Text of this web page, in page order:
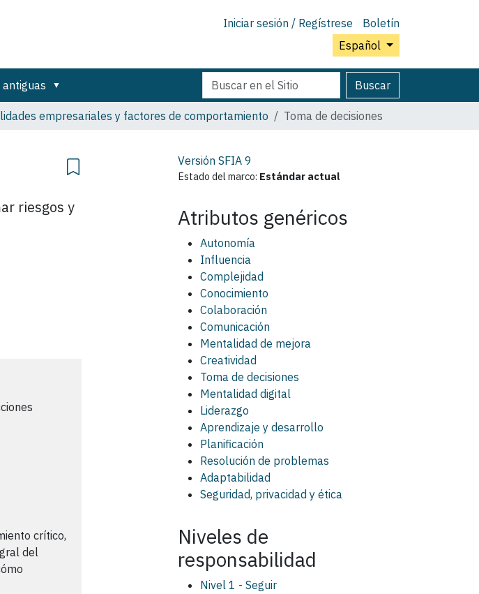
Iniciar sesión / Regístrese
Boletín
Español
Buscar Buscar
Búsqueda
Avanzada…
empresariales y factores de comportamiento Toma de decisiones
riesgos y
crítico,
del
Versión SFIA 9
Estado del marco: Estándar actual
Atributos genéricos
Autonomía
Influencia
Complejidad
Conocimiento
Colaboración
Comunicación
Mentalidad de mejora
Creatividad
Toma de decisiones
Mentalidad digital
Liderazgo
Aprendizaje y desarrollo
Planificación
Resolución de problemas
Adaptabilidad
Seguridad, privacidad y ética
Niveles de
responsabilidad
Nivel 1 - Seguir